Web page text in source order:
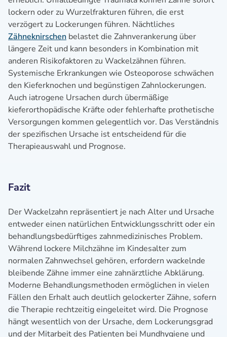
lockern oder zu Wurzelfrakturen führen, die erst
verzögert zu Lockerungen führen. Nächtliches
Zähneknirschen belastet die Zahnverankerung über
längere Zeit und kann besonders in Kombination mit
anderen Risikofaktoren zu Wackelzähnen führen.
Systemische Erkrankungen wie Osteoporose schwächen
den Kieferknochen und begünstigen Zahnlockerungen.
Auch iatrogene Ursachen durch übermäßige
kieferorthopädische Kräfte oder fehlerhafte prothetische
Versorgungen kommen gelegentlich vor. Das Verständnis
der spezifischen Ursache ist entscheidend für die
Therapieauswahl und Prognose.
Fazit
Der Wackelzahn repräsentiert je nach Alter und Ursache
entweder einen natürlichen Entwicklungsschritt oder ein
behandlungsbedürftiges zahnmedizinisches Problem.
Während lockere Milchzähne im Kindesalter zum
normalen Zahnwechsel gehören, erfordern wackelnde
bleibende Zähne immer eine zahnärztliche Abklärung.
Moderne Behandlungsmethoden ermöglichen in vielen
Fällen den Erhalt auch deutlich gelockerter Zähne, sofern
die Therapie rechtzeitig eingeleitet wird. Die Prognose
hängt wesentlich von der Ursache, dem Lockerungsgrad
und der Mitarbeit des Patienten bei Mundhygiene und